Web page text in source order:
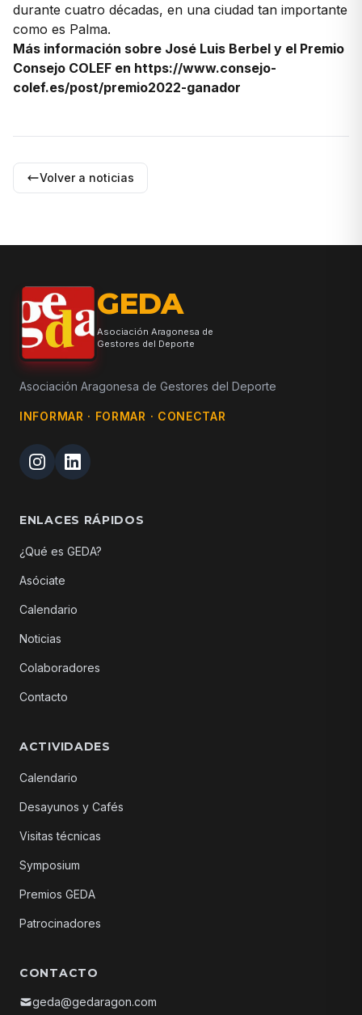
durante cuatro décadas, en una ciudad tan importante
como es Palma.
Más información sobre José Luis Berbel y el Premio
Consejo COLEF en https://www.consejo-
colef.es/post/premio2022-ganador
Volver a noticias
GEDA
Asociación Aragonesa de
Gestores del Deporte
Asociación Aragonesa de Gestores del Deporte
INFORMAR · FORMAR · CONECTAR
ENLACES RÁPIDOS
¿Qué es GEDA?
Asóciate
Calendario
Noticias
Colaboradores
Contacto
ACTIVIDADES
Calendario
Desayunos y Cafés
Visitas técnicas
Symposium
Premios GEDA
Patrocinadores
CONTACTO
geda@gedaragon.com